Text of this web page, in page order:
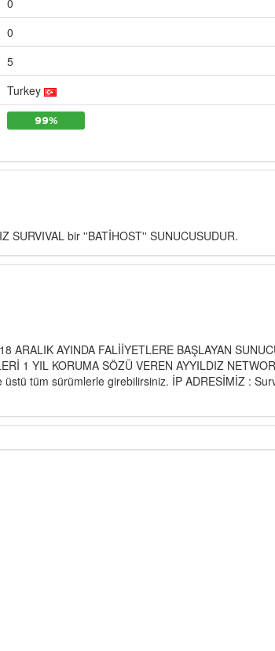
0
0
5
Turkey
99%
SURVIVAL bir ''BATİHOST'' SUNUCUSUDUR.
ARALIK AYINDA FALİİYETLERE BAŞLAYAN
1 YIL KORUMA SÖZÜ VEREN AYYILDIZ
üstü tüm sürümlerle girebilirsiniz. İP ADRESİMİZ :